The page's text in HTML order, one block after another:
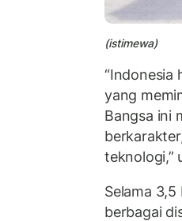
(istimewa)
“Indonesia
yang
Bangsa ini
teknologi,”
Selama
berbagai